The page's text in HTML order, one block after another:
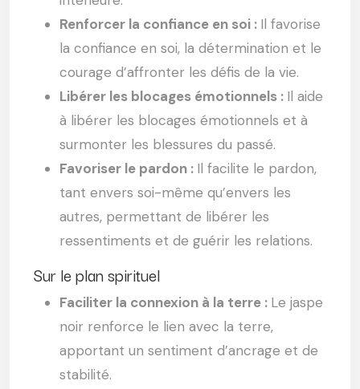
Renforcer la confiance en soi : Il favorise
la confiance en soi, la détermination et le
courage d’affronter les défis de la vie.
Libérer les blocages émotionnels : Il aide
à libérer les blocages émotionnels et à
surmonter les blessures du passé.
Favoriser le pardon : Il facilite le pardon,
tant envers soi-même qu’envers les
autres, permettant de libérer les
ressentiments et de guérir les relations.
Sur le plan spirituel
Faciliter la connexion à la terre : Le jaspe
noir renforce le lien avec la terre,
apportant un sentiment d’ancrage et de
stabilité.